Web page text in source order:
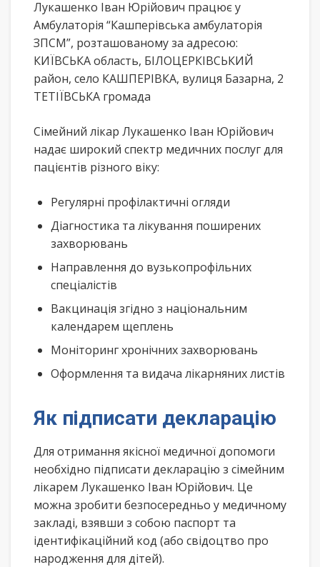
Лукашенко Іван Юрійович працює у
Амбулаторія “Кашперівська амбулаторія
ЗПСМ”, розташованому за адресою:
КИЇВСЬКА область, БІЛОЦЕРКІВСЬКИЙ
район, село КАШПЕРІВКА, вулиця Базарна, 2
ТЕТІЇВСЬКА громада
Сімейний лікар Лукашенко Іван Юрійович
надає широкий спектр медичних послуг для
пацієнтів різного віку:
Регулярні профілактичні огляди
Діагностика та лікування поширених
захворювань
Направлення до вузькопрофільних
спеціалістів
Вакцинація згідно з національним
календарем щеплень
Моніторинг хронічних захворювань
Оформлення та видача лікарняних листів
Як підписати декларацію
Для отримання якісної медичної допомоги
необхідно підписати декларацію з сімейним
лікарем Лукашенко Іван Юрійович. Це
можна зробити безпосередньо у медичному
закладі, взявши з собою паспорт та
ідентифікаційний код (або свідоцтво про
народження для дітей).